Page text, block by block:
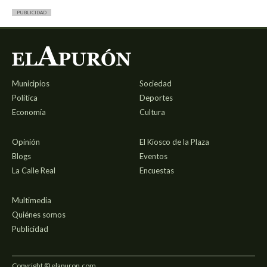
PUBLICIDAD
Municipios
Política
Economía
Sociedad
Deportes
Cultura
Opinión
Blogs
La Calle Real
El Kiosco de la Plaza
Eventos
Encuestas
Multimedia
Quiénes somos
Publicidad